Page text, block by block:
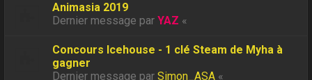
Animasia 2019
Dernier message parYAZ «
Concours Icehouse - 1 clé Steam de Myha à
gagner
Dernier message parSimon_ASA «